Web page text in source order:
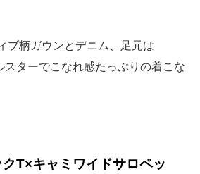
ブ柄ガウンとデニム、足元は
ターでこなれ感たっぷりの着こな
クT×キャミワイドサロペッ